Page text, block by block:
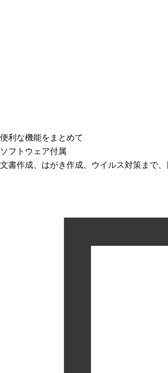
便利な機能をまとめて
ソフトウェア付属
文書作成、はがき作成、ウイルス対策まで